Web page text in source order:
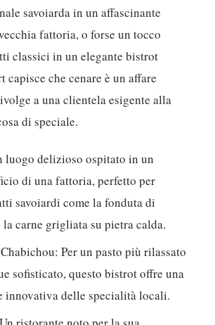
savoiarda in un affascinante
fattoria, o forse un tocco
classici in un elegante bistrot
capisce che cenare è un affare
a una clientela esigente alla
di speciale.
luogo delizioso ospitato in un
di una fattoria, perfetto per
savoiardi come la fonduta di
carne grigliata su pietra calda.
Per un pasto più rilassato
sofisticato, questo bistrot offre una
innovativa delle specialità locali.